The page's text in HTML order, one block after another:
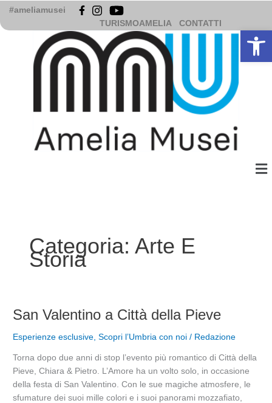
Vai
contenuto
#ameliamusei
TURISMOAMELIA
CONTATTI
Categoria:Arte E
Storia
San Valentino a Città della Pieve
Esperienze esclusive,Scopri l’Umbria con noi / Redazione
Torna dopo due anni di stop l’evento più romantico di Città della
Pieve, Chiara & Pietro. L’Amore ha un volto solo, in occasione
della festa di San Valentino. Con le sue magiche atmosfere, le
sfumature dei suoi mille colori e i suoi panorami mozzafiato,
San
a
Apri la